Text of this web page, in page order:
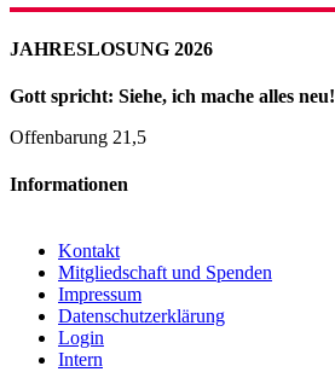
JAHRESLOSUNG 2026
Gott spricht: Siehe, ich mache alles neu!
Offenbarung 21,5
Informationen
Kontakt
Mitgliedschaft und Spenden
Impressum
Datenschutzerklärung
Login
Intern